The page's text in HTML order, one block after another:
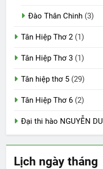
Đào Thân Chinh (3)
Tân Hiệp Thơ 2 (1)
Tân Hiệp Thơ 3 (1)
Tân hiệp thơ 5 (29)
Tân Hiệp Thơ 6 (2)
Đại thi hào NGUYỄN DU
Lịch ngày tháng